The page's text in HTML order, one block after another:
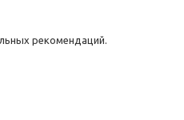
Комплектующие для
рекомендаций.